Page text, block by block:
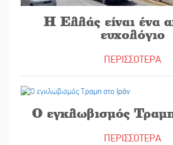
Η Ελλάς είναι ένα
ευχολόγιο
ΠΕΡΙΣΣΟΤΕΡΑ
Ο εγκλωβισμός
ΠΕΡΙΣΣΟΤΕΡΑ